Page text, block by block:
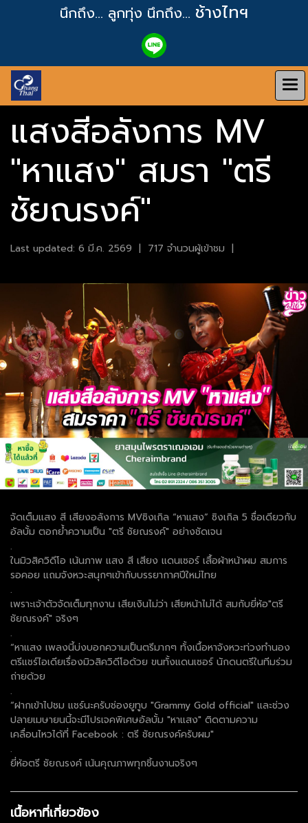
นึกถึง... ลูกทุ่ง นึกถึง... ช้างไทฯ
แสงสีอลังการ MV
"หาแสง" สมรา "ตรี
ชัยณรงค์"
Last updated: 6 มี.ค. 2569 | 717 จำนวนผู้เข้าชม |
จัดเต็มแสง สี เสียงอลังการ MVซิงเกิล “หาแสง” ซิงเกิล 5 ชื่อเดียวกับ
อัลบั้ม ตอกย้ำความเป็น "ตรี ชัยณรงค์" อย่างชัดเจน
.
ในมิวสิควิดีโอ เน้นภาพ แสง สี เสียง แดนเซอร์ เสื้อผ้าหน้าผม สมการ
รอคอย แถมจังหวะสนุกๆเข้ากับบรรยากาศปีใหม่ไทย
.
เพราะเจ้าตัวจัดเต็มทุกงาน เสียเงินไม่ว่า เสียหน้าไม่ได้ สมกับยี่ห้อ"ตรี
ชัยณรงค์" จริงๆ
.
“หาแสง เพลงนี้บ่งบอกความเป็นตรีมากๆ ทั้งเนื้อหาจังหวะท่วงทำนอง
ตรีแชร์ไอเดียเรื่องมิวสิควิดีโอด้วย ขนทั้งแดนเซอร์ นักดนตรีในทีมร่วม
ถ่ายด้วย
.
“ฝากเข้าไปชม แชร์นะครับช่องยูทูบ "Grammy Gold official" และช่วง
ปลายเมษายนนี้จะมีโปรเจคพิเศษอัลบั้ม "หาแสง" ติดตามความ
เคลื่อนไหวได้ที่ Facebook : ตรี ชัยณรงค์ครับผม"
.
ยี่ห้อตรี ชัยณรงค์ เน้นคุณภาพทุกชิ้นงานจริงๆ
เนื้อหาที่เกี่ยวข้อง